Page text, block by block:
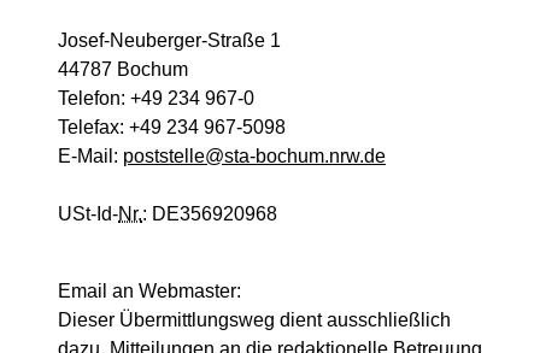
Josef-Neuberger-Straße 1
44787 Bochum
Telefon: +49 234 967-0
Telefax: +49 234 967-5098
E-Mail: poststelle@sta-bochum.nrw.de
USt-Id-Nr.: DE356920968
Email an Webmaster:
Dieser Übermittlungsweg dient ausschließlich
dazu, Mitteilungen an die redaktionelle Betreuung